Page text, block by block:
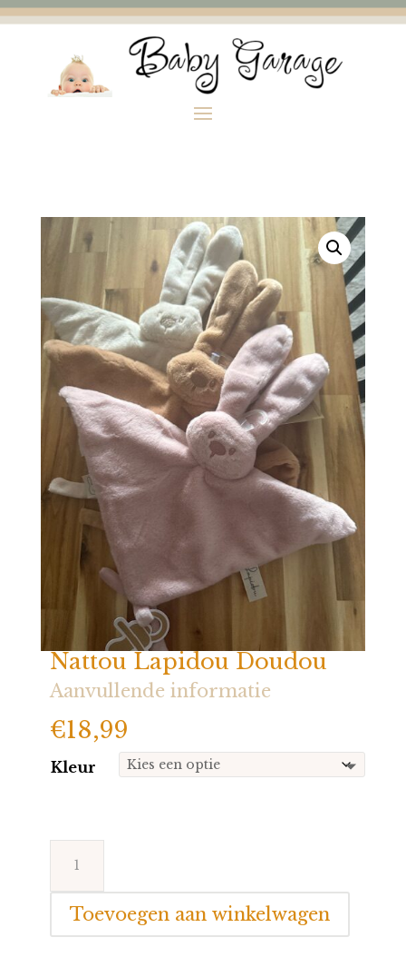
Nattou Lapidou Doudou
Aanvullende informatie
€18,99
Kleur
Lapidou
Doudou
aantal
Toevoegen aan winkelwagen